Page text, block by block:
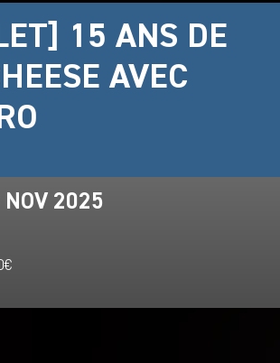
15 ANS DE
AVEC
2025